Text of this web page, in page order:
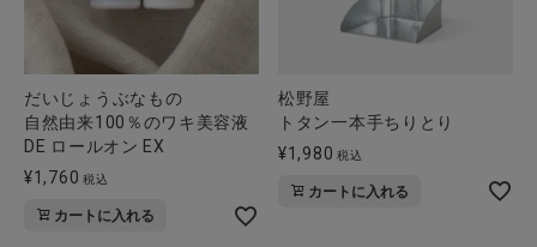
だいじょうぶなもの
自然由来100％のワキ美容液
DE ロールオン EX
¥1,760 税込
カートに入れる
松野屋
トタン一本手ちりとり
¥1,980 税込
カートに入れる